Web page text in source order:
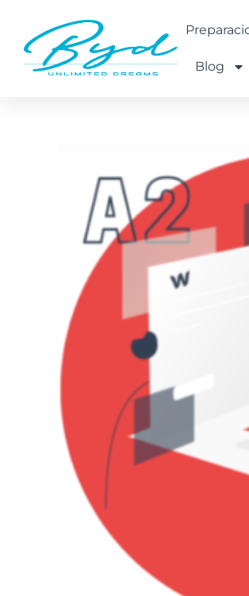
contenido
Blog